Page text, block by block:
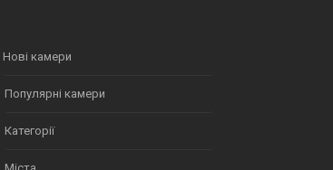
Нові камери
Популярні камери
Категорії